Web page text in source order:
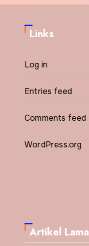
Links
Log in
Entries feed
Comments feed
WordPress.org
Artikel Lama